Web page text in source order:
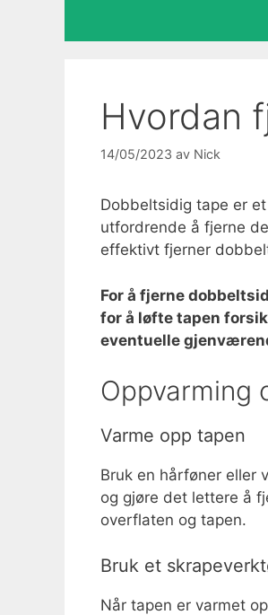
Hvordan
14/05/2023 av Nick
Dobbeltsidig tape er
utfordrende å fjerne
effektivt fjerner
For å fjerne
for å løfte tapen
eventuelle
Oppvarming
Varme opp tapen
Bruk en hårføner eller
og gjøre det lettere å
overflaten og tapen.
Bruk et
Når tapen er varmet